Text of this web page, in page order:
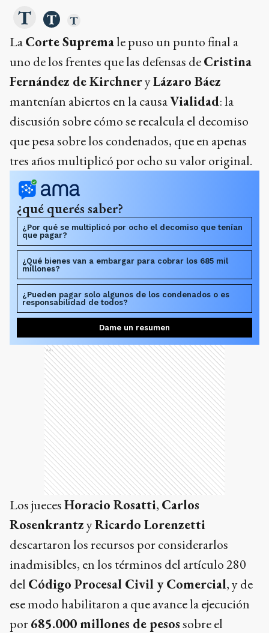
LaCorte Supremale puso un punto final a
uno de los frentes que las defensas deCristina
Fernández de KirchneryLázaro Báez
mantenían abiertos en la causaVialidad: la
discusión sobre cómo se recalcula el decomiso
que pesa sobre los condenados, que en apenas
tres años multiplicó por ocho su valor original.
¿qué querés saber?
¿Por qué se multiplicó por ocho el decomiso que tenían
que pagar?
¿Qué bienes van a embargar para cobrar los 685 mil
millones?
¿Pueden pagar solo algunos de los condenados o es
responsabilidad de todos?
Dame un resumen
Ads
Los juecesHoracio Rosatti, Carlos
RosenkrantzyRicardo Lorenzetti
descartaron los recursos por considerarlos
inadmisibles, en los términos del artículo 280
del Código Procesal Civil y Comercial, y de
ese modo habilitaron a que avance la ejecución
por685.000 millones de pesossobre el